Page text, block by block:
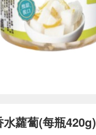
蘿蔔(每瓶420g)